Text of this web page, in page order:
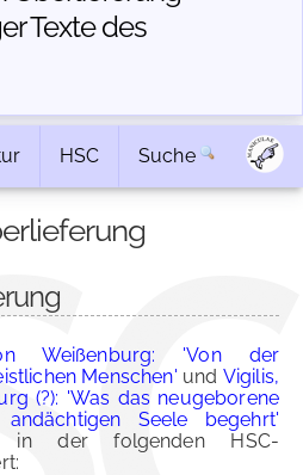
Texte des
HSC Suche
Weißenburg: 'Von der
Menschen' und Vigilis,
(?): 'Was das neugeborene
Seele begehrt'
in der folgenden HSC-